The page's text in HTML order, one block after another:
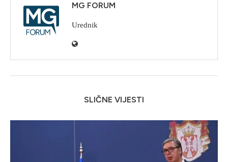
MG FORUM
Urednik
SLIČNE VIJESTI